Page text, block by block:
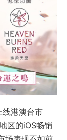
线港澳台市
区的iOS畅销